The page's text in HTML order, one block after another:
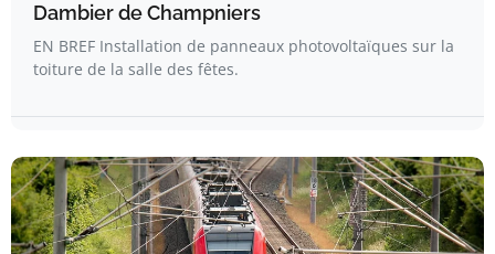
Dambier de Champniers
EN BREF Installation de panneaux photovoltaïques sur la
toiture de la salle des fêtes.